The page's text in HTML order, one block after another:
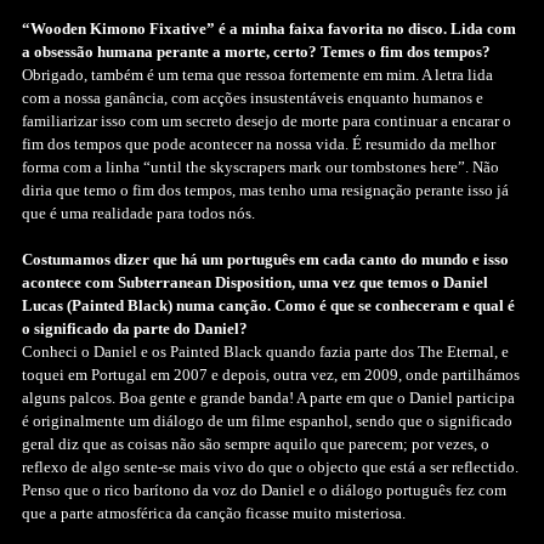
“Wooden Kimono Fixative” é a minha faixa favorita no disco. Lida com
a obsessão humana perante a morte, certo? Temes o fim dos tempos?
Obrigado, também é um tema que ressoa fortemente em mim. A letra lida
com a nossa ganância, com acções insustentáveis enquanto humanos e
familiarizar isso com um secreto desejo de morte para continuar a encarar o
fim dos tempos que pode acontecer na nossa vida. É resumido da melhor
forma com a linha “until the skyscrapers mark our tombstones here”. Não
diria que temo o fim dos tempos, mas tenho uma resignação perante isso já
que é uma realidade para todos nós.
Costumamos dizer que há um português em cada canto do mundo e isso
acontece com Subterranean Disposition, uma vez que temos o Daniel
Lucas (Painted Black) numa canção. Como é que se conheceram e qual é
o significado da parte do Daniel?
Conheci o Daniel e os Painted Black quando fazia parte dos The Eternal, e
toquei em Portugal em 2007 e depois, outra vez, em 2009, onde partilhámos
alguns palcos. Boa gente e grande banda! A parte em que o Daniel participa
é originalmente um diálogo de um filme espanhol, sendo que o significado
geral diz que as coisas não são sempre aquilo que parecem; por vezes, o
reflexo de algo sente-se mais vivo do que o objecto que está a ser reflectido.
Penso que o rico barítono da voz do Daniel e o diálogo português fez com
que a parte atmosférica da canção ficasse muito misteriosa.